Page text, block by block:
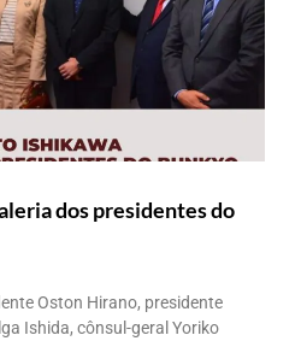
dos presidentes do
Oston Hirano, presidente
Ishida, cônsul-geral Yoriko